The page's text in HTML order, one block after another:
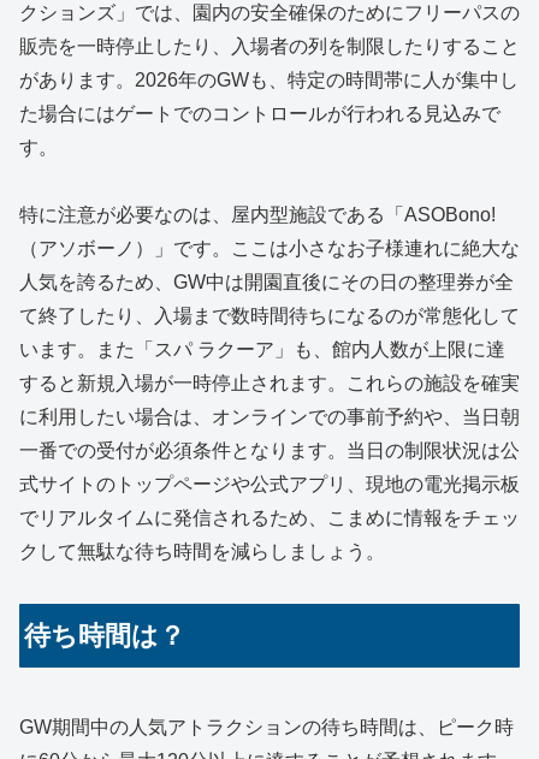
クションズ」では、園内の安全確保のためにフリーパスの
販売を一時停止したり、入場者の列を制限したりすること
があります。2026年のGWも、特定の時間帯に人が集中し
た場合にはゲートでのコントロールが行われる見込みで
す。
特に注意が必要なのは、屋内型施設である「ASOBono!
（アソボーノ）」です。ここは小さなお子様連れに絶大な
人気を誇るため、GW中は開園直後にその日の整理券が全
て終了したり、入場まで数時間待ちになるのが常態化して
います。また「スパ ラクーア」も、館内人数が上限に達
すると新規入場が一時停止されます。これらの施設を確実
に利用したい場合は、オンラインでの事前予約や、当日朝
一番での受付が必須条件となります。当日の制限状況は公
式サイトのトップページや公式アプリ、現地の電光掲示板
でリアルタイムに発信されるため、こまめに情報をチェッ
クして無駄な待ち時間を減らしましょう。
待ち時間は？
GW期間中の人気アトラクションの待ち時間は、ピーク時